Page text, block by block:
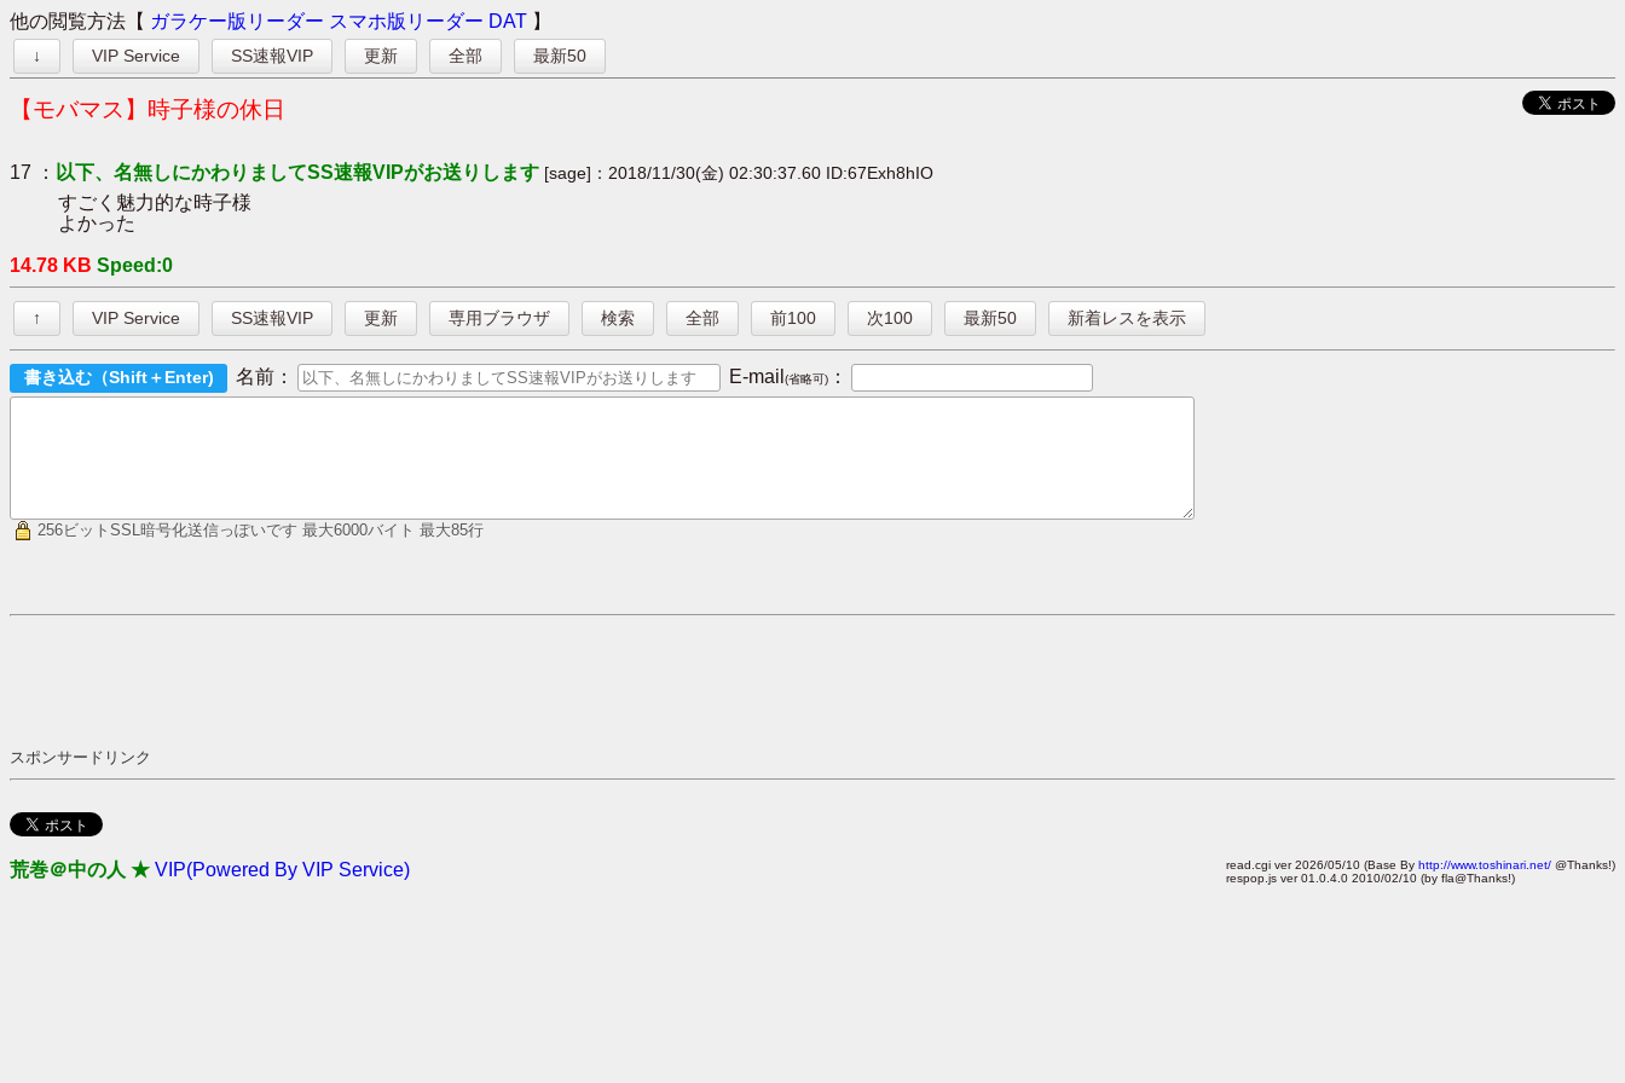
他の閲覧方法【 ガラケー版リーダー スマホ版リーダー DAT 】
↓ VIP Service SS速報VIP 更新 全部 最新50
【モバマス】時子様の休日
17 ： 以下、名無しにかわりましてSS速報VIPがお送りします [sage]：2018/11/30(金) 02:30:37.60 ID:67Exh8hIO
すごく魅力的な時子様
よかった
14.78 KB Speed:0
↑ VIP Service SS速報VIP 更新 専用ブラウザ 検索 全部 前100 次100 最新50 新着レスを表示
名前： E-mail (省略可) ：
256ビットSSL暗号化送信っぽいです 最大6000バイト 最大85行
スポンサードリンク
荒巻＠中の人 ★ VIP(Powered By VIP Service) read.cgi ver 2026/05/10 (Base By http://www.toshinari.net/ @Thanks!)
respop.js ver 01.0.4.0 2010/02/10 (by fla@Thanks!)